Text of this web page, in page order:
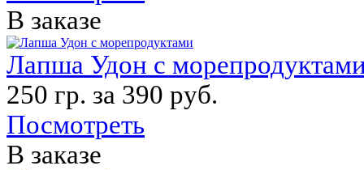
В заказе
Лапша Удон с
250 гр. за 390 руб.
Посмотреть
В заказе